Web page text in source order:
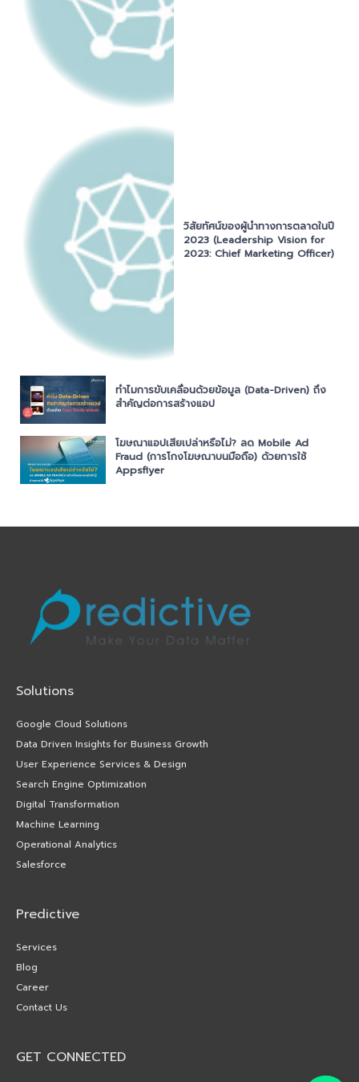
วิสัยทัศน์ของผู้นำทางการตลาดในปี
2023 (Leadership Vision for
2023: Chief Marketing Officer)
ทำไมการขับเคลื่อนด้วยข้อมูล (Data-Driven) ถึง
สำคัญต่อการสร้างแอป
โฆษณาแอปเสียเปล่าหรือไม่? ลด Mobile Ad
Fraud (การโกงโฆษณาบนมือถือ) ด้วยการใช้
Appsflyer
Solutions
Google Cloud Solutions
Data Driven Insights for Business Growth
User Experience Services & Design
Search Engine Optimization
Digital Transformation
Machine Learning
Operational Analytics
Salesforce
Predictive
Services
Blog
Career
Contact Us
GET CONNECTED